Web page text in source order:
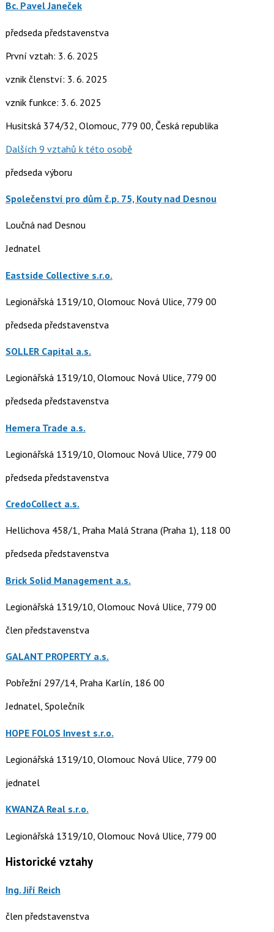
Bc. Pavel Janeček
předseda představenstva
První vztah: 3. 6. 2025
vznik členství: 3. 6. 2025
vznik funkce: 3. 6. 2025
Husitská 374/32, Olomouc, 779 00, Česká republika
Dalších 9 vztahů k této osobě
předseda výboru
Společenství pro dům č.p. 75, Kouty nad Desnou
Loučná nad Desnou
Jednatel
Eastside Collective s.r.o.
Legionářská 1319/10, Olomouc Nová Ulice, 779 00
předseda představenstva
SOLLER Capital a.s.
Legionářská 1319/10, Olomouc Nová Ulice, 779 00
předseda představenstva
Hemera Trade a.s.
Legionářská 1319/10, Olomouc Nová Ulice, 779 00
předseda představenstva
CredoCollect a.s.
Hellichova 458/1, Praha Malá Strana (Praha 1), 118 00
předseda představenstva
Brick Solid Management a.s.
Legionářská 1319/10, Olomouc Nová Ulice, 779 00
člen představenstva
GALANT PROPERTY a.s.
Pobřežní 297/14, Praha Karlín, 186 00
Jednatel, Společník
HOPE FOLOS Invest s.r.o.
Legionářská 1319/10, Olomouc Nová Ulice, 779 00
jednatel
KWANZA Real s.r.o.
Legionářská 1319/10, Olomouc Nová Ulice, 779 00
Historické vztahy
Ing. Jiří Reich
člen představenstva